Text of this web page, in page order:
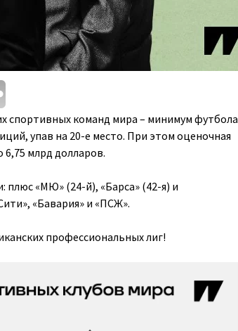
спортивных команд мира – минимум футбола
упав на 20-е место. При этом оценочная
6,75 млрд долларов.
плюс «МЮ» (24-й), «Барса» (42-я) и
«Бавария» и «ПСЖ».
профессиональных лиг!